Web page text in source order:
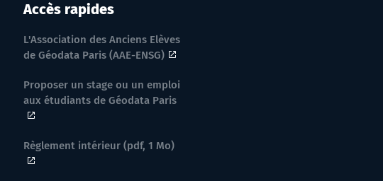
Accès rapides
L'Association des Anciens Elèves
de Géodata Paris (AAE-ENSG)
Proposer un stage ou un emploi
aux étudiants de Géodata Paris
Règlement intérieur (pdf, 1 Mo)